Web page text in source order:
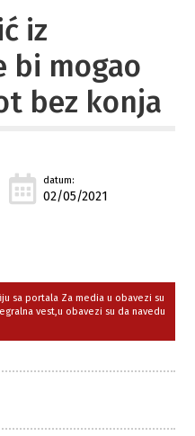
iz
bi mogao
bez konja
datum:
02/05/2021
sa portala Za media u obavezi su
vest,u obavezi su da navedu